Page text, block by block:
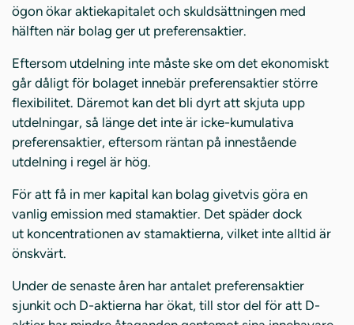
ögon ökar aktiekapitalet och skuldsättningen med
hälften när bolag ger ut preferensaktier.
Eftersom utdelning inte måste ske om det ekonomiskt
går dåligt för bolaget innebär preferensaktier större
flexibilitet. Däremot kan det bli dyrt att skjuta upp
utdelningar, så länge det inte är icke-kumulativa
preferensaktier, eftersom räntan på innestående
utdelning i regel är hög.
För att få in mer kapital kan bolag givetvis göra en
vanlig emission med stamaktier. Det späder dock
ut koncentrationen av stamaktierna, vilket inte alltid är
önskvärt.
Under de senaste åren har antalet preferensaktier
sjunkit och D-aktierna har ökat, till stor del för att D-